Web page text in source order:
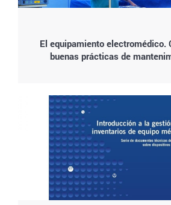
El equipamiento electromédico.
buenas prácticas de